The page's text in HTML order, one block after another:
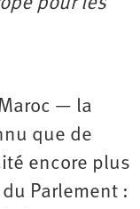
— la
que de
encore plus
Parlement :